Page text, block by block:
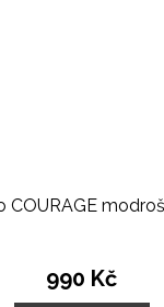
COURAGE
990 Kč